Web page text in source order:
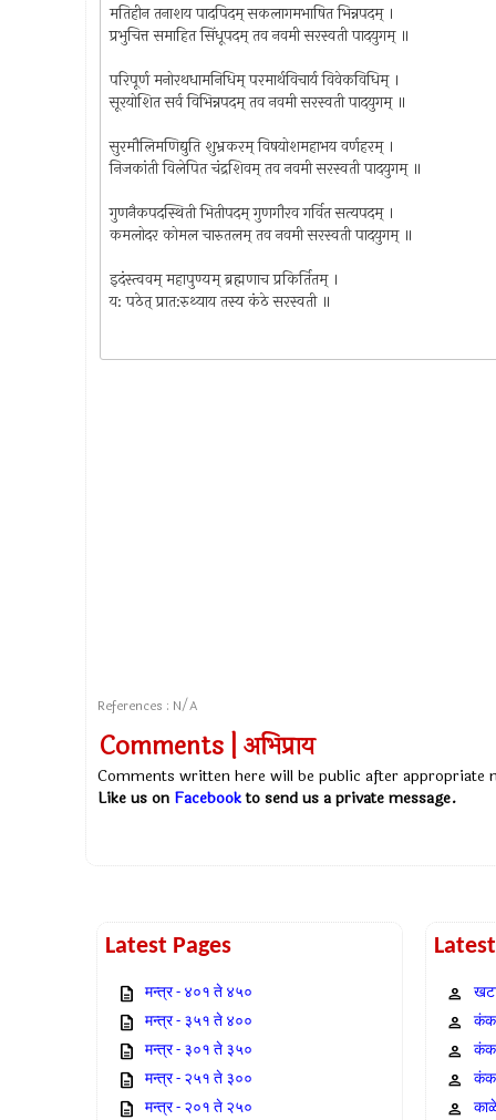
मतिहीन तनाशय पादपिदम् सकलागमभाषित भिन्नपदम् ।
प्रभुचित्त समाहित सिंधूपदम् तव नवमी सरस्वती पादयुगम् ॥
परिपूर्ण मनोरथधामनिधिम् परमार्थविचार्य विवेकविधिम् ।
सूरयोशित सर्व विभिन्नपदम् तव नवमी सरस्वती पादयुगम् ॥
सुरमौलिमणिद्युति शुभ्रकरम् विषयोशमहाभय वर्णहरम् ।
निजकांती विलेपित चंद्रशिवम् तव नवमी सरस्वती पादयुगम् ॥
गुणनैकपदस्थिती भितीपदम् गुणगौरव गर्वित सत्यपदम् ।
कमलोदर कोमल चारुतलम् तव नवमी सरस्वती पादयुगम् ॥
इदंस्त्ववम् महापुण्यम् ब्रह्मणाच प्रकिर्तितम् ।
य: पठेत् प्रात:रुथ्याय तस्य कंठे सरस्वती ॥
References : N/A
Comments | अभिप्राय
Comments written here will be public after appropriate
Like us on Facebookto send us a private message.
Latest Pages
मन्त्र - ४०१ ते ४५०
मन्त्र - ३५१ ते ४००
मन्त्र - ३०१ ते ३५०
मन्त्र - २५१ ते ३००
मन्त्र - २०१ ते २५०